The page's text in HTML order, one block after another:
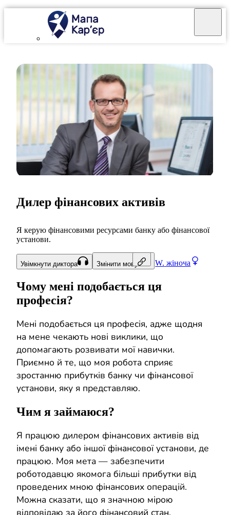
W. жіноча
Дилер фінансових активів
Я керую фінансовими ресурсами банку або фінансової
установи.
Увімкнути диктора Змінити мову
Чому мені подобається ця
професія?
Мені подобається ця професія, адже щодня
на мене чекають нові виклики, що
допомагають розвивати мої навички.
Приємно й те, що моя робота сприяє
зростанню прибутків банку чи фінансової
установи, яку я представляю.
Чим я займаюся?
Я працюю дилером фінансових активів від
імені банку або іншої фінансової установи, де
працюю. Моя мета — забезпечити
роботодавцю якомога більші прибутки від
проведених мною фінансових операцій.
Можна сказати, що я значною мірою
відповідаю за його фінансовий стан.